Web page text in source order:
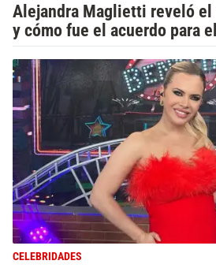
Alejandra Maglietti reveló el
y cómo fue el acuerdo para
CELEBRIDADES